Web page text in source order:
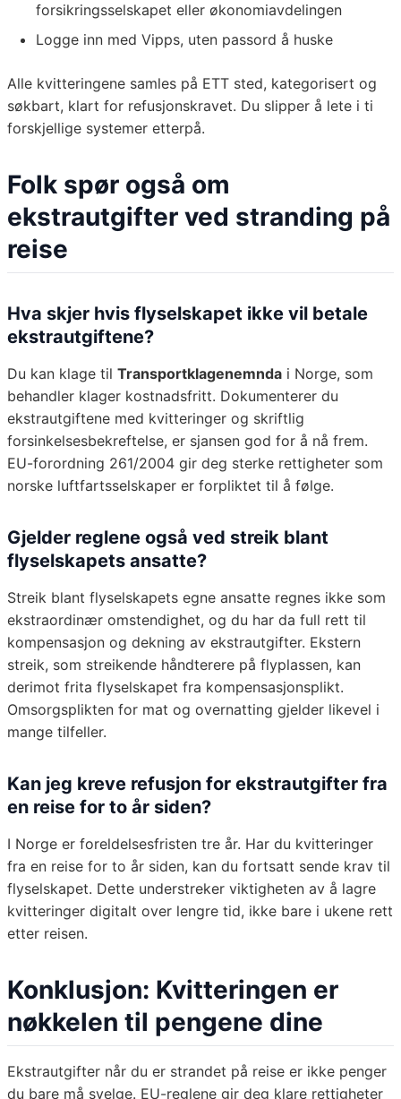
forsikringsselskapet eller økonomiavdelingen
Logge inn med Vipps, uten passord å huske
Alle kvitteringene samles på ETT sted, kategorisert og
søkbart, klart for refusjonskravet. Du slipper å lete i ti
forskjellige systemer etterpå.
Folk spør også om
ekstrautgifter ved stranding på
reise
Hva skjer hvis flyselskapet ikke vil betale
ekstrautgiftene?
Du kan klage til Transportklagenemnda i Norge, som
behandler klager kostnadsfritt. Dokumenterer du
ekstrautgiftene med kvitteringer og skriftlig
forsinkelsesbekreftelse, er sjansen god for å nå frem.
EU-forordning 261/2004 gir deg sterke rettigheter som
norske luftfartsselskaper er forpliktet til å følge.
Gjelder reglene også ved streik blant
flyselskapets ansatte?
Streik blant flyselskapets egne ansatte regnes ikke som
ekstraordinær omstendighet, og du har da full rett til
kompensasjon og dekning av ekstrautgifter. Ekstern
streik, som streikende håndterere på flyplassen, kan
derimot frita flyselskapet fra kompensasjonsplikt.
Omsorgsplikten for mat og overnatting gjelder likevel i
mange tilfeller.
Kan jeg kreve refusjon for ekstrautgifter fra
en reise for to år siden?
I Norge er foreldelsesfristen tre år. Har du kvitteringer
fra en reise for to år siden, kan du fortsatt sende krav til
flyselskapet. Dette understreker viktigheten av å lagre
kvitteringer digitalt over lengre tid, ikke bare i ukene rett
etter reisen.
Konklusjon: Kvitteringen er
nøkkelen til pengene dine
Ekstrautgifter når du er strandet på reise er ikke penger
du bare må svelge. EU-reglene gir deg klare rettigheter